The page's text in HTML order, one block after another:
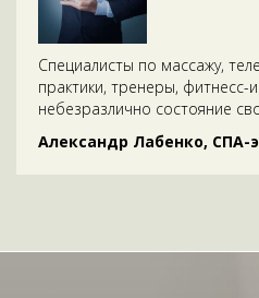
Специалисты по массажу,
практики, тренеры, фитнесс-
небезразлично состояние
Александр Лабенко, СПА-